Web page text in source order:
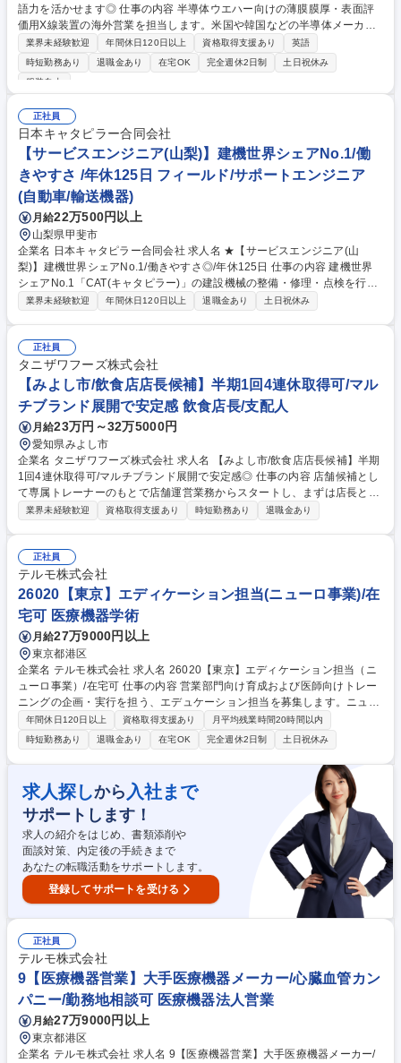
語力を活かせます◎ 仕事の内容 半導体ウエハー向けの薄膜膜厚・表面評
価用X線装置の海外営業を担当します。米国や韓国などの半導体メーカー
や製造装置メーカーへの直接販売および現地代理店の支援を通じ、事業拡
大を牽引する役割です。 【詳細】製品紹介、仕様打合せ、見積、受注や売
上管理など営業活動全般。必要に応じて代理店・顧客訪問、学会・展示会
も担います。 【教育】最初の半年から1年は国内営業として製品知識を深
め、先輩との同行OJTを通じて装置に慣れていただくため、海外営業未経
験でも安心です。 募集職種 SA06【海外営業/新宿】業界経験不問 / 英語力
を活かせます◎
業界未経験歓迎 年間休日120日以上 資格取得支援あり
英語
時短勤務あり
退職金あり 在宅OK 完全週休2日制
土日祝休み
服装自由
正社員
日本キャタピラー合同会社
【サービスエンジニア(山梨)】建機世界シェアNo.1/働
きやすさ /年休125日 フィールド/サポートエンジニア
(自動車/輸送機器)
月給22万500円以上
山梨県甲斐市
企業名 日本キャタピラー合同会社 求人名 ★【サービスエンジニア(山
梨)】建機世界シェアNo.1/働きやすさ◎/年休125日 仕事の内容 建機世界
シェアNo.1「CAT(キャタピラー)」の建設機械の整備・修理・点検を行う
サービスエンジニア職です。エリア内の顧客現場での点検やメンテナンス
品加工など■土木/林業/解体業者などのお客様への現場訪問、定期点検や各
部修理をお任せします。【働き方】エリアごとの顧客を担当いただくた
め、出張は年に1～2回程度。夜勤対応はほとんどありません。【定着率】
エンジニア離職率4.8%（2021年度実績）※エンジニア平均有給取得日数
は13.4日/年。ワークライフバランスが充実した働き方です。 募集職種 ★
【サービスエンジニア(山梨)】建機世界シェアNo.1/働きやすさ◎/年休125
日
業界未経験歓迎 年間休日120日以上 退職金あり 土日祝休み
正社員
タニザワフーズ株式会社
【みよし市/飲食店店長候補】半期1回4連休取得可/マル
チブランド展開で安定感 飲食店長/支配人
月給23万円～32万5000円
愛知県みよし市
企業名 タニザワフーズ株式会社 求人名 【みよし市/飲食店店長候補】半期
1回4連休取得可/マルチブランド展開で安定感◎ 仕事の内容 店舗候補とし
て専属トレーナーのもとで店舗運営業務からスタートし、まずは店長とし
て必要なマネジメントを学び、キャリアを目指して頂きます。★入社2年
務などのキャリアパスが用意されています。 ★順調に店舗拡大が進んでお
り増員採用となります。★ 【教育研修】未経験の方でも安心して働き始め
られるようブランドごとにマニュアルやタブレット端末を使用した動画を
併用したトレーニングが受けれます。 募集職種 【みよし市/飲食店店長候
補】半期1回4連休取得可/マルチブランド展開で安定感◎
業界未経験歓迎 資格取得支援あり 時短勤務あり 退職金あり
正社員
テルモ株式会社
26020【東京】エディケーション担当(ニューロ事業)/在
宅可 医療機器学術
月給27万9000円以上
東京都港区
企業名 テルモ株式会社 求人名 26020【東京】エディケーション担当（ニ
ューロ事業）/在宅可 仕事の内容 営業部門向け育成および医師向けトレー
ニングの企画・実行を担う、エデュケーション担当を募集します。ニュー
ロ事業のさらなる成長に向けて、営業部門の育成強化と社内・医師向けの
教育機能強化がミッションです ●営業部門向けの製品・疾患・治療に関す
るトレーニング企画／実施 ●ロールプレイ、理解度テスト等を通じた営業
メンバーのスキル開発支援 ●資料、動画などの学習コンテンツ作成・改善
●医師向けの製品適正使用トレーニングの企画・開発 ●新卒入社者・キャ
リア入社者向け教育（座学、ハンズオン等）の企画／運営 ●関連部門と連
携した教育プログラムの設計・改善 募集職種 26020【東京】エディケー
ション担当（ニューロ事業）/在宅可
年間休日120日以上 資格取得支援あり
月平均残業時間20時間以内
時短勤務あり
退職金あり 在宅OK 完全週休2日制 土日祝休み
求人探しから 入社まで
サポートします！
求人の紹介をはじめ、書類添削や
面談対策、内定後の手続きまで
あなたの転職活動をサポートします。
登録してサポートを受ける
正社員
テルモ株式会社
9【医療機器営業】大手医療機器メーカー/心臓血管カン
パニー/勤務地相談可 医療機器法人営業
月給27万9000円以上
東京都港区
企業名 テルモ株式会社 求人名 9【医療機器営業】大手医療機器メーカー/